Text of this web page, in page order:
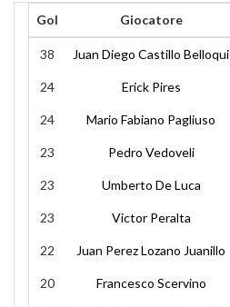
Gol Giocatore
38 Juan Diego Castillo Belloqui
24 Erick Pires
24 Mario Fabiano Pagliuso
23 Pedro Vedoveli
23 Umberto De Luca
23 Victor Peralta
22 Juan Perez Lozano Juanillo
20 Francesco Scervino